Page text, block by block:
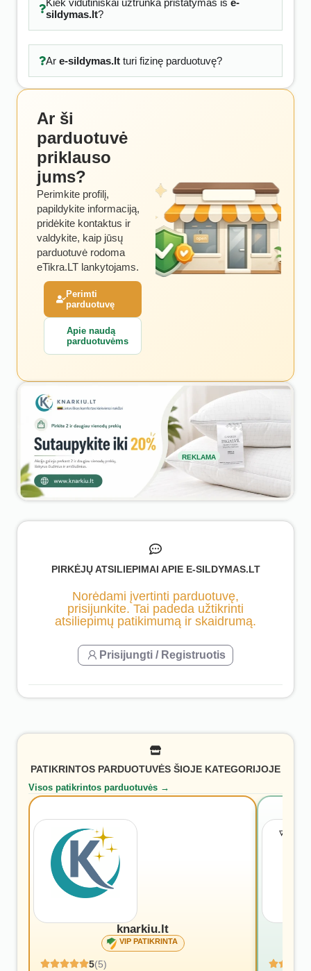
Kiek vidutiniškai užtrunka pristatymas iš e-
sildymas.lt?
Ar e-sildymas.ltturi fizinę parduotuvę?
Ar ši
parduotuvė
priklauso
jums?
Perimkite profilį,
papildykite informaciją,
pridėkite kontaktus ir
valdykite, kaip jūsų
parduotuvė rodoma
eTikra.LT lankytojams.
Perimti
parduotuvę
Apie naudą
parduotuvėms
REKLAMA
PIRKĖJŲ ATSILIEPIMAI APIE E-SILDYMAS.LT
Norėdami įvertinti parduotuvę,
prisijunkite. Tai padeda užtikrinti
atsiliepimų patikimumą ir skaidrumą.
Prisijungti / Registruotis
PATIKRINTOS PARDUOTUVĖS ŠIOJE KATEGORIJOJE
Visos patikrintos parduotuvės →
knarkiu.lt
VIP PATIKRINTA
5(5)